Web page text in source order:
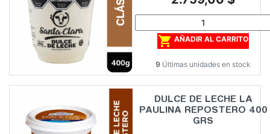
 AÑADIR AL CARRITO
9 Últimas unidades en stock
DULCE DE LECHE LA
PAULINA REPOSTERO 400
GRS